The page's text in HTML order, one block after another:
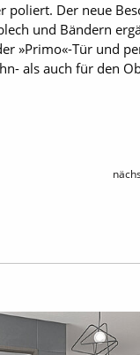
Der neue
und Bändern
»Primo«-Tür und
als auch für den